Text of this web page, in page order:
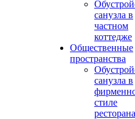
санузла в
частном
коттедже
Общественные
пространства
санузла в
стиле
ресторана